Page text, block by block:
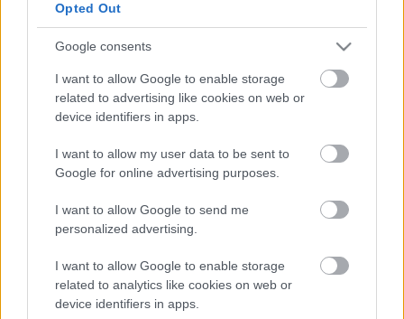
Opted Out
Google consents
I want to allow Google to enable storage
related to advertising like cookies on web or
device identifiers in apps.
I want to allow my user data to be sent to
Google for online advertising purposes.
I want to allow Google to send me
personalized advertising.
I want to allow Google to enable storage
related to analytics like cookies on web or
device identifiers in apps.
hírbehozó•2010. december 07.
A Google magyar idő szerint 19:30-kor tart egy
online is követhető sajtótájákoztatót. A várakozások
szerint a San Franciscó-i eseményen bejelentik végre
a Google saját netbookját, melyen a Google saját
futni. Ha így lesz, épp egy…
Chrome-gyorsteszt, 2. rész
vendégblogger•2008. szeptember 07.
Múltkor Pozsi, most pedig Dark Future írta meg első
tapasztalatait a Google böngészőjéről... Két-három